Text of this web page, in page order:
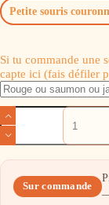
Oui !
aussi
Tu peux
directe à
Antibes.
📦 Quels
Envoi à
en main
Les
problème
Petite souris
Si tu commande une
capte ici (fais défiler
Sur commande
—